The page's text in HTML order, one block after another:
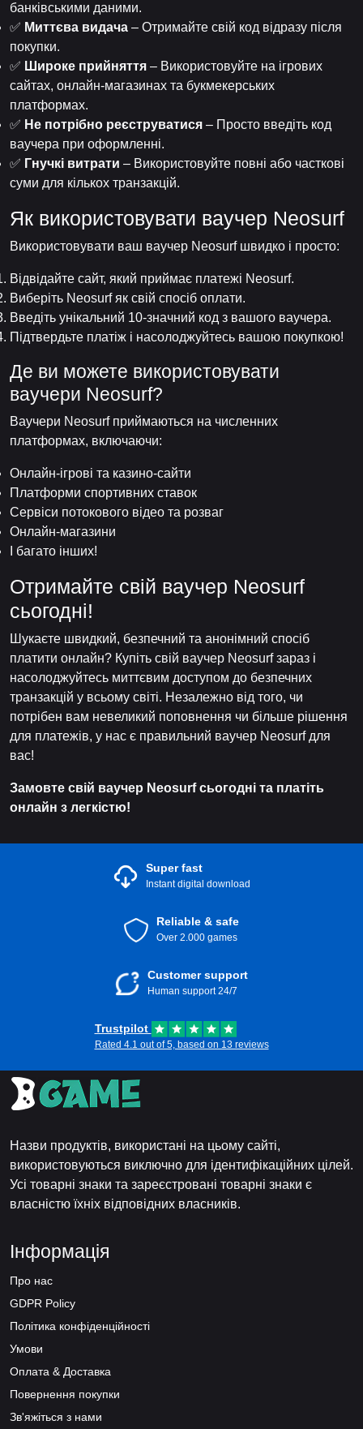
банківськими даними.
✅ Миттєва видача – Отримайте свій код відразу після
покупки.
✅ Широке прийняття – Використовуйте на ігрових
сайтах, онлайн-магазинах та букмекерських
платформах.
✅ Не потрібно реєструватися – Просто введіть код
ваучера при оформленні.
✅ Гнучкі витрати – Використовуйте повні або часткові
суми для кількох транзакцій.
Як використовувати ваучер Neosurf
Використовувати ваш ваучер Neosurf швидко і просто:
Відвідайте сайт, який приймає платежі Neosurf.
Виберіть Neosurf як свій спосіб оплати.
Введіть унікальний 10-значний код з вашого ваучера.
Підтвердьте платіж і насолоджуйтесь вашою покупкою!
Де ви можете використовувати
ваучери Neosurf?
Ваучери Neosurf приймаються на численних
платформах, включаючи:
Онлайн-ігрові та казино-сайти
Платформи спортивних ставок
Сервіси потокового відео та розваг
Онлайн-магазини
І багато інших!
Отримайте свій ваучер Neosurf
сьогодні!
Шукаєте швидкий, безпечний та анонімний спосіб
платити онлайн? Купіть свій ваучер Neosurf зараз і
насолоджуйтесь миттєвим доступом до безпечних
транзакцій у всьому світі. Незалежно від того, чи
потрібен вам невеликий поповнення чи більше рішення
для платежів, у нас є правильний ваучер Neosurf для
вас!
Замовте свій ваучер Neosurf сьогодні та платіть
онлайн з легкістю!
Super fast
Instant digital download
Reliable & safe
Over 2.000 games
Customer support
Human support 24/7
Trustpilot
Rated 4.1 out of 5, based on 13 reviews
Назви продуктів, використані на цьому сайті,
використовуються виключно для ідентифікаційних цілей.
Усі товарні знаки та зареєстровані товарні знаки є
власністю їхніх відповідних власників.
Інформація
Про нас
GDPR Policy
Політика конфіденційності
Умови
Оплата & Доставка
Повернення покупки
Зв'яжіться з нами